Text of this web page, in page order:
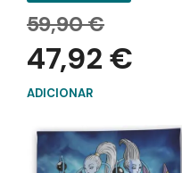
59,90€
original
era:
47,92 €
ADICIONAR